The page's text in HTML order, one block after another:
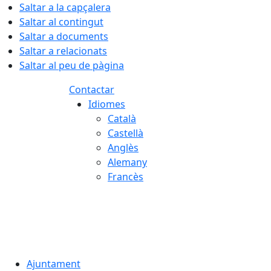
Saltar a la capçalera
Saltar al contingut
Saltar a documents
Saltar a relacionats
Saltar al peu de pàgina
Contactar
Idiomes
Català
Castellà
Anglès
Alemany
Francès
Ajuntament